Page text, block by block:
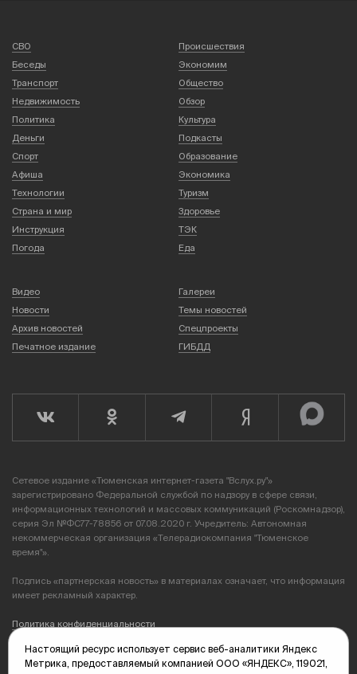
СВО
Происшествия
Беседы
Экономим
Транспорт
Общество
Недвижимость
Обзор
Политика
Культура
Деньги
Подкасты
Спорт
Образование
Афиша
Экономика
Технологии
Туризм
Страна и мир
Здоровье
Инструкция
ТЭК
Погода
Еда
Видео
Галереи
Новости
Темы новостей
Архив новостей
Спецпроекты
Печатное издание
ГИБДД
Сетевое издание «Тюменская интернет-газета "Вслух.ру"»
зарегистрировано Федеральной службой по надзору в сфере связи,
информационных технологий и массовых коммуникаций (Роскомнадзор),
серия Эл №ФС77-78856 от 07.08.2020 г. Учредитель: Автономная
некоммерческая организация «Телерадиокомпания "Тюменское
время"».
Подпись «партнерская новость» в материалах означает, что информация
имеет рекламный характер.
Политика конфиденциальности
Редакция: 625035, Тюмень, пр. Геологоразведчиков, 28А
(3452) 68-89-05
Настоящий ресурс использует сервис веб-аналитики Яндекс
Метрика, предоставляемый компанией ООО «ЯНДЕКС», 119021,